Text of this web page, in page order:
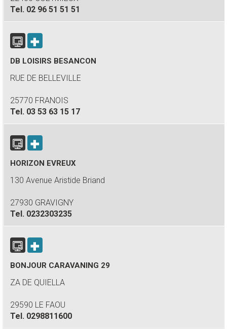
Tel. 02 96 51 51 51
DB LOISIRS BESANCON
RUE DE BELLEVILLE
25770 FRANOIS
Tel. 03 53 63 15 17
HORIZON EVREUX
130 Avenue Aristide Briand
27930 GRAVIGNY
Tel. 0232303235
BONJOUR CARAVANING 29
ZA DE QUIELLA
29590 LE FAOU
Tel. 0298811600